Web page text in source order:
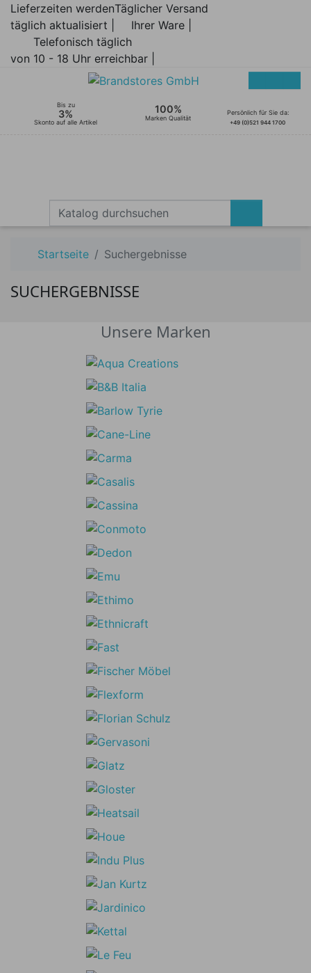
Lieferzeiten werden
täglich aktualisiert |
Täglicher Versand
Ihrer Ware |
Telefonisch täglich
von 10 - 18 Uhr erreichbar |
Bis zu
3%
Skonto auf alle Artikel
100%
Marken Qualität
Persönlich für Sie da:
+49 (0)521 944 1700
Startseite Suchergebnisse
SUCHERGEBNISSE
Unsere Marken